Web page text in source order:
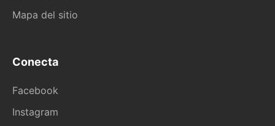
Mapa del sitio
Conecta
Facebook
Instagram